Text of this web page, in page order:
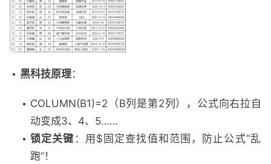
黑科技原理：
COLUMN(B1)=2（B列是第2列），公式向右拉自
动变成3、4、5……
锁定关键 ：用$固定查找值和范围，防止公式“乱
跑”！